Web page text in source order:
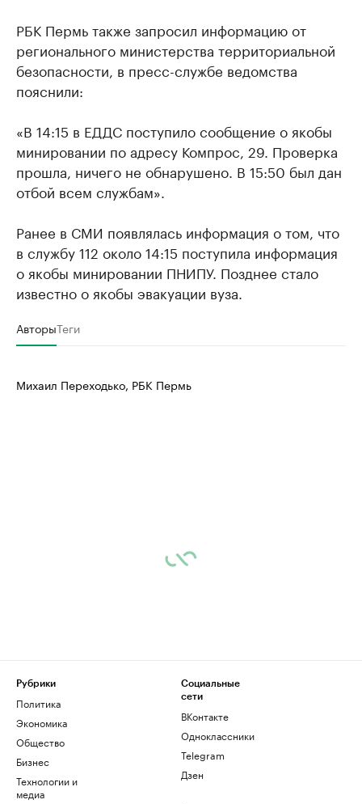
РБК Пермь также запросил информацию от
регионального министерства территориальной
безопасности, в пресс-службе ведомства
пояснили:
«В 14:15 в ЕДДС поступило сообщение о якобы
минировании по адресу Компрос, 29. Проверка
прошла, ничего не обнарушено. В 15:50 был дан
отбой всем службам».
Ранее в СМИ появлялась информация о том, что
в службу 112 около 14:15 поступила информация
о якобы минировании ПНИПУ. Позднее стало
известно о якобы эвакуации вуза.
АвторыТеги
Михаил Переходько, РБК Пермь
Рубрики
Политика
Экономика
Общество
Бизнес
Технологии и
медиа
Социальные
сети
ВКонтакте
Одноклассники
Telegram
Дзен